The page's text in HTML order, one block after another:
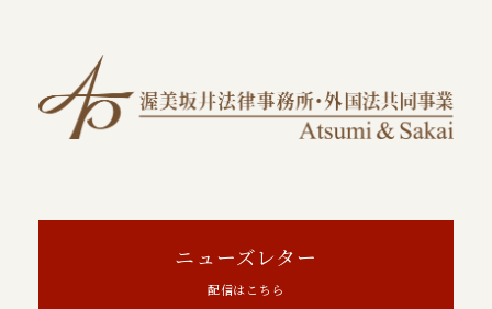
ニューズレター
配信はこちら